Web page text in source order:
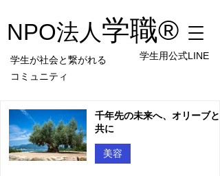
NPO法人学職®︎
学生が社会と繋がれる
コミュニティ
学生用公式LINE
千年先の未来へ、オリーブと
共に
美容